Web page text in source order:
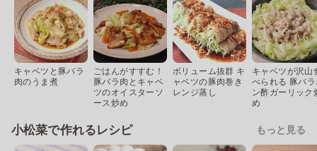
キャベツと豚バラ
肉のうま煮
ごはんがすすむ！
豚バラ肉とキャベ
ツのオイスターソ
ース炒め
ボリューム抜群 キ
ャベツの豚肉巻き
レンジ蒸し
キャベツが沢山
べられる 豚バ
ン酢ガーリック
め
小松菜で作れるレシピ もっと見る